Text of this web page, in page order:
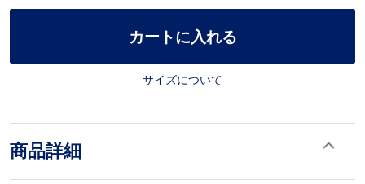
カートに入れる
サイズについて
商品詳細